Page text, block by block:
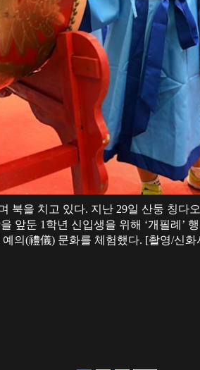
북을 치고 있다. 지난 29일 산둥 칭다
앞둔 1학년 신입생을 위해 ‘개필례’
의(禮儀) 문화를 체험했다. [촬영/신